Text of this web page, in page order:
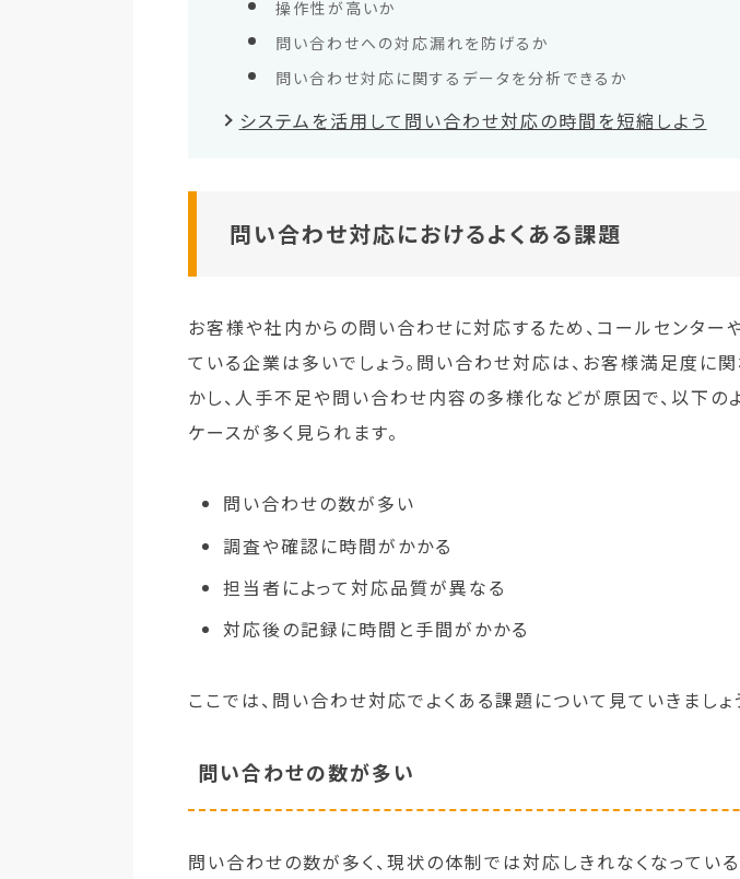
操作性が高いか
問い合わせへの対応漏れを防げるか
問い合わせ対応に関するデータを分析できるか
システムを活用して問い合わせ対応の時間を短縮しよう
問い合わせ対応におけるよくある課題
お客様や社内からの問い合わせに対応するため、コールセンター
ている企業は多いでしょう。問い合わせ対応は、お客様満足度に
かし、人手不足や問い合わせ内容の多様化などが原因で、以下の
ケースが多く見られます。
問い合わせの数が多い
調査や確認に時間がかかる
担当者によって対応品質が異なる
対応後の記録に時間と手間がかかる
ここでは、問い合わせ対応でよくある課題について見ていきましょ
問い合わせの数が多い
問い合わせの数が多く、現状の体制では対応しきれなくなっている